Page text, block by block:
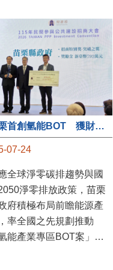
苗栗首創氫能BOT 獲財政部「突破之翼」肯定
07-24
全球淨零碳排趨勢與國
淨零排放政策，苗栗
府積極布局前瞻能源產
率全國之先規劃推動
氫能產業專區BOT案」，